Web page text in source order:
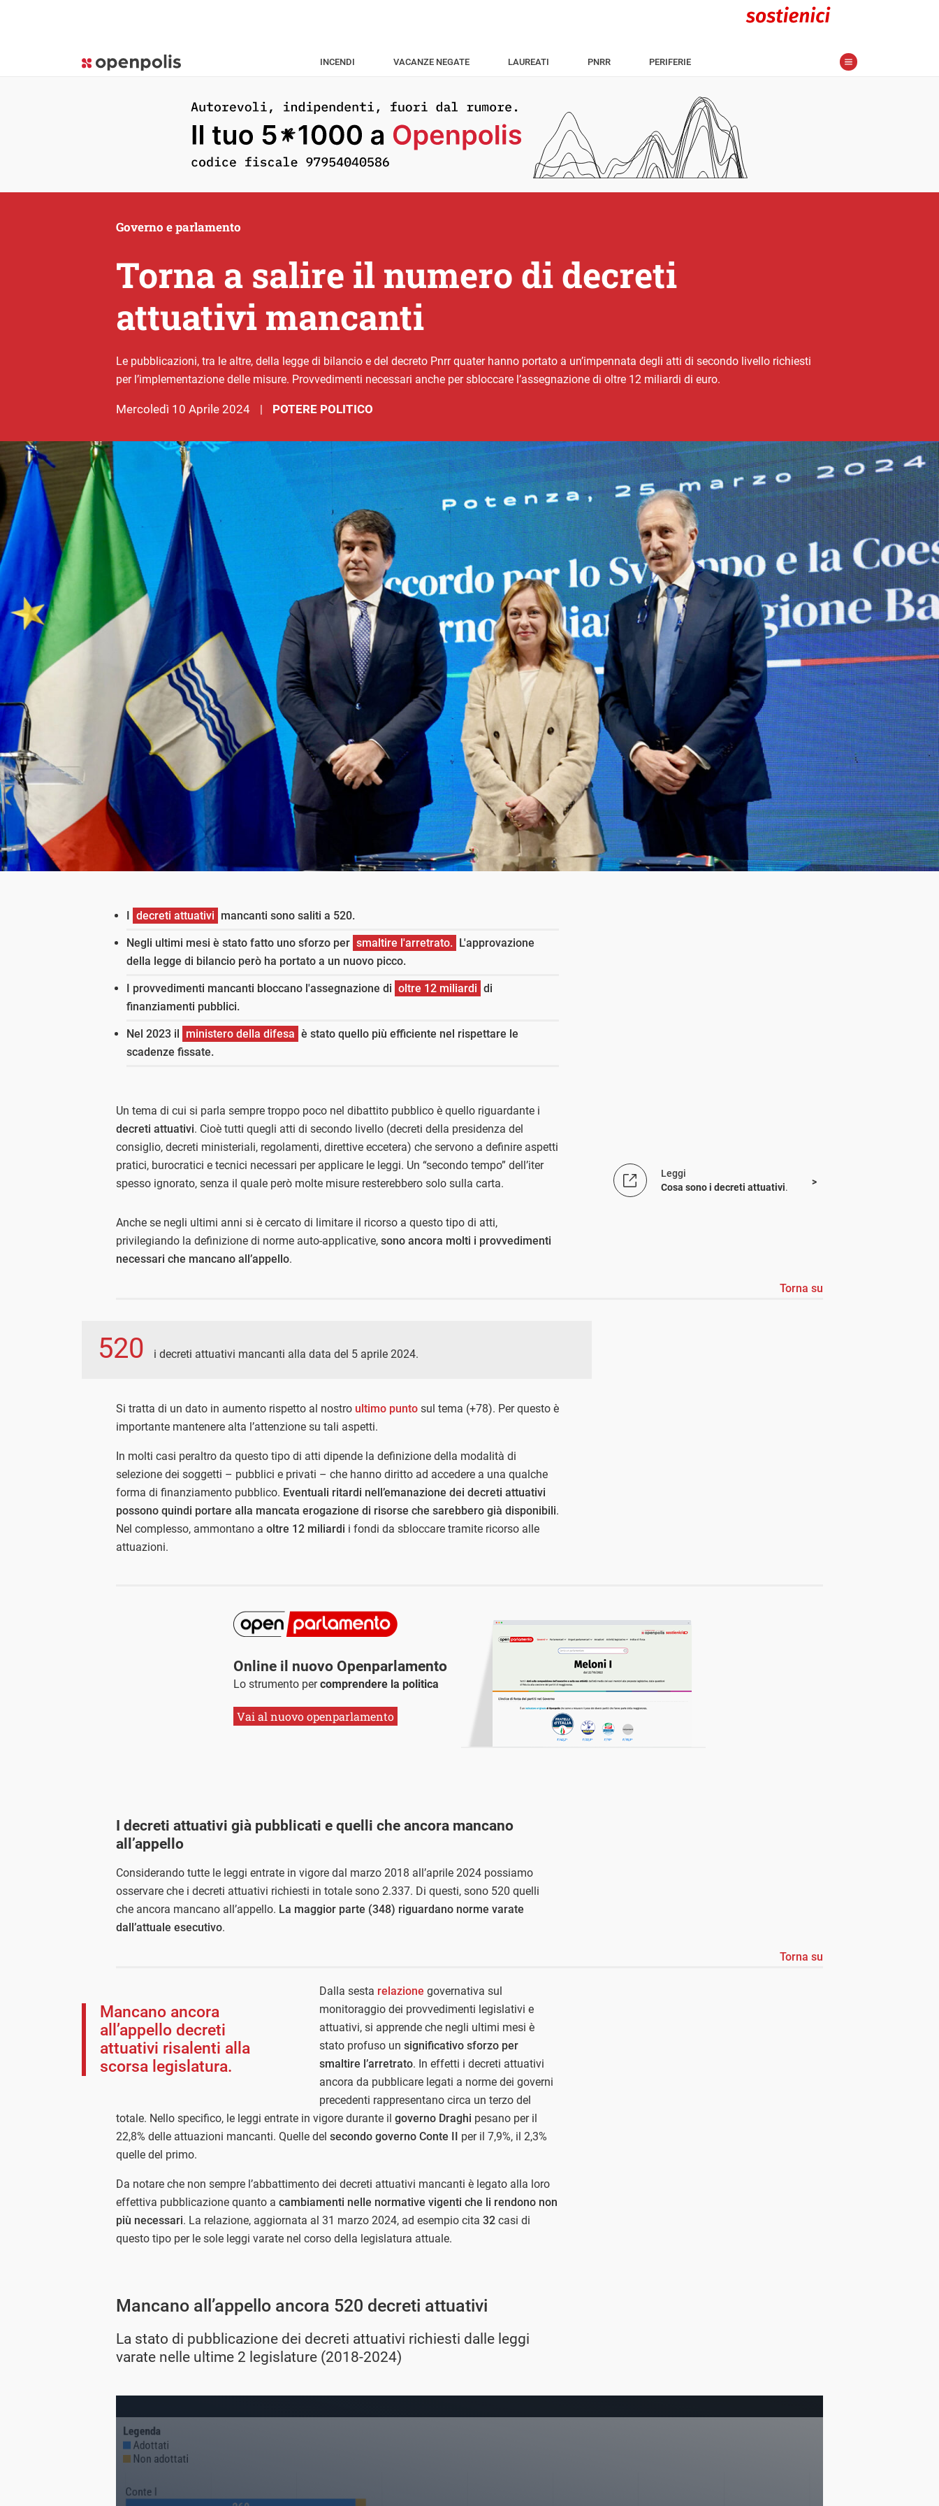
INCENDI VACANZE NEGATE LAUREATI PNRR PERIFERIE
Torna a salire il numero di decreti
attuativi mancanti
Governo e parlamento
Le pubblicazioni, tra le altre, della legge di bilancio e del decreto Pnrr quater hanno portato a un’impennata degli atti di secondo livello richiesti
per l’implementazione delle misure. Provvedimenti necessari anche per sbloccare l’assegnazione di oltre 12 miliardi di euro.
mercoledì 10 Aprile 2024 | POTERE POLITICO
I decreti attuativi mancanti sono saliti a 520.
Negli ultimi mesi è stato fatto uno sforzo per smaltire l'arretrato. L'approvazione
della legge di bilancio però ha portato a un nuovo picco.
I provvedimenti mancanti bloccano l'assegnazione di oltre 12 miliardi di
finanziamenti pubblici.
Nel 2023 il ministero della difesa è stato quello più efficiente nel rispettare le
scadenze fissate.
Un tema di cui si parla sempre troppo poco nel dibattito pubblico è quello riguardante i
decreti attuativi. Cioè tutti quegli atti di secondo livello (decreti della presidenza del
consiglio, decreti ministeriali, regolamenti, direttive eccetera) che servono a definire aspetti
pratici, burocratici e tecnici necessari per applicare le leggi. Un “secondo tempo” dell’iter
spesso ignorato, senza il quale però molte misure resterebbero solo sulla carta.
Leggi
Cosa sono i decreti attuativi.
Anche se negli ultimi anni si è cercato di limitare il ricorso a questo tipo di atti,
privilegiando la definizione di norme auto-applicative, sono ancora molti i provvedimenti
necessari che mancano all’appello.
Torna su
520 i decreti attuativi mancanti alla data del 5 aprile 2024.
Si tratta di un dato in aumento rispetto al nostro ultimo punto sul tema (+78). Per questo è
importante mantenere alta l’attenzione su tali aspetti.
In molti casi peraltro da questo tipo di atti dipende la definizione della modalità di
selezione dei soggetti – pubblici e privati – che hanno diritto ad accedere a una qualche
forma di finanziamento pubblico. Eventuali ritardi nell’emanazione dei decreti attuativi
possono quindi portare alla mancata erogazione di risorse che sarebbero già disponibili.
Nel complesso, ammontano a oltre 12 miliardi i fondi da sbloccare tramite ricorso alle
attuazioni.
Online il nuovo Openparlamento
Lo strumento percomprendere la politica
Vai al nuovo openparlamento
I decreti attuativi già pubblicati e quelli che ancora mancano
all’appello
Considerando tutte le leggi entrate in vigore dal marzo 2018 all’aprile 2024 possiamo
osservare che i decreti attuativi richiesti in totale sono 2.337. Di questi, sono 520 quelli
che ancora mancano all’appello. La maggior parte (348) riguardano norme varate
dall’attuale esecutivo.
Torna su
Mancano ancora
all’appello decreti
attuativi risalenti alla
scorsa legislatura.
Dalla sesta relazione governativa sul
monitoraggio dei provvedimenti legislativi e
attuativi, si apprende che negli ultimi mesi è
stato profuso un significativo sforzo per
smaltire l’arretrato. In effetti i decreti attuativi
ancora da pubblicare legati a norme dei governi
precedenti rappresentano circa un terzo del
totale. Nello specifico, le leggi entrate in vigore durante il governo Draghi pesano per il
22,8% delle attuazioni mancanti. Quelle del secondo governo Conte II per il 7,9%, il 2,3%
quelle del primo.
Da notare che non sempre l’abbattimento dei decreti attuativi mancanti è legato alla loro
effettiva pubblicazione quanto a cambiamenti nelle normative vigenti che li rendono non
più necessari. La relazione, aggiornata al 31 marzo 2024, ad esempio cita 32 casi di
questo tipo per le sole leggi varate nel corso della legislatura attuale.
Mancano all’appello ancora 520 decreti attuativi
La stato di pubblicazione dei decreti attuativi richiesti dalle leggi
varate nelle ultime 2 legislature (2018-2024)